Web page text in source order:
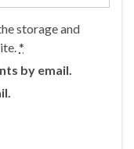
storage and
*
by email.